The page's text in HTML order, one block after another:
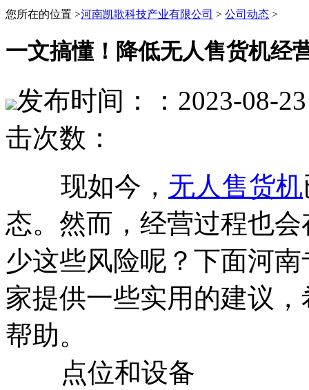
您所在的位置 >河南凯歌科技产业有限公司 > 公司动态 >
一文搞懂！降低无人售货机经
发布时间：：2023-08-
击次数：
现如今， 无人售货机
态。然而，经营过程也
少这些风险呢？下面河
家提供一些实用的建议
帮助。
点位和设备